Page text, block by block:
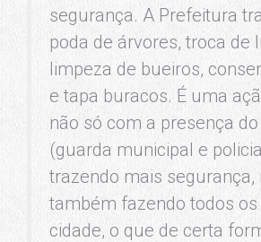
segurança. A Prefeitura
poda de árvores, troca de
limpeza de bueiros,
e tapa buracos. É uma
não só com a presença
(guarda municipal e
trazendo mais segurança,
também fazendo todos os
cidade, o que de certa